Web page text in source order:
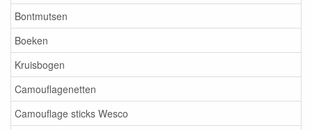
Bontmutsen
Boeken
Kruisbogen
Camouflagenetten
Camouflage sticks Wesco